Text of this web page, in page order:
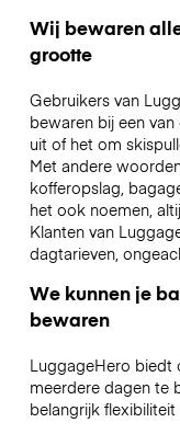
Wij bewaren
grootte
Gebruikers van
bewaren bij een
uit of het om
Met andere
kofferopslag,
het ook noemen,
Klanten van
dagtarieven,
We kunnen je
bewaren
LuggageHero biedt
meerdere dagen te
belangrijk